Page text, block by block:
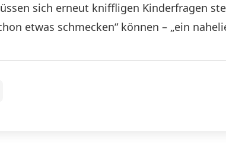
sich erneut kniffligen Kinderfragen
etwas schmecken“ können – „ein